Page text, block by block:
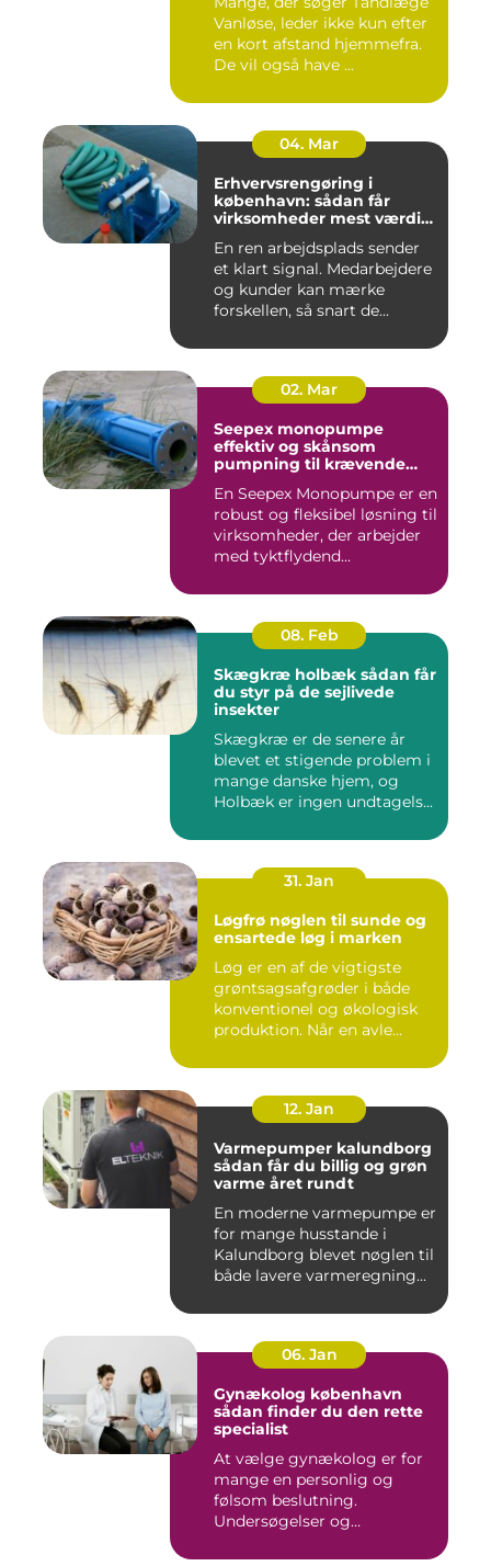
Vanløse, leder ikke kun efter
en kort afstand hjemmefra.
De vil også have ...
04. Mar
Erhvervsrengøring i
københavn: sådan får
virksomheder mest værdi
En ren arbejdsplads sender
et klart signal. Medarbejdere
og kunder kan mærke
forskellen, så snart de...
02. Mar
Seepex monopumpe
effektiv og skånsom
pumpning til krævende
En Seepex Monopumpe er en
robust og fleksibel løsning til
virksomheder, der arbejder
med tyktflydend...
08. Feb
Skægkræ holbæk sådan får
du styr på de sejlivede
insekter
Skægkræ er de senere år
blevet et stigende problem i
mange danske hjem, og
Holbæk er ingen undtagels...
31. Jan
Løgfrø nøglen til sunde og
ensartede løg i marken
Løg er en af de vigtigste
grøntsagsafgrøder i både
konventionel og økologisk
produktion. Når en avle...
12. Jan
Varmepumper kalundborg
sådan får du billig og grøn
varme året rundt
En moderne varmepumpe er
for mange husstande i
Kalundborg blevet nøglen til
både lavere varmeregning...
06. Jan
Gynækolog københavn
sådan finder du den rette
specialist
At vælge gynækolog er for
mange en personlig og
følsom beslutning.
Undersøgelser og